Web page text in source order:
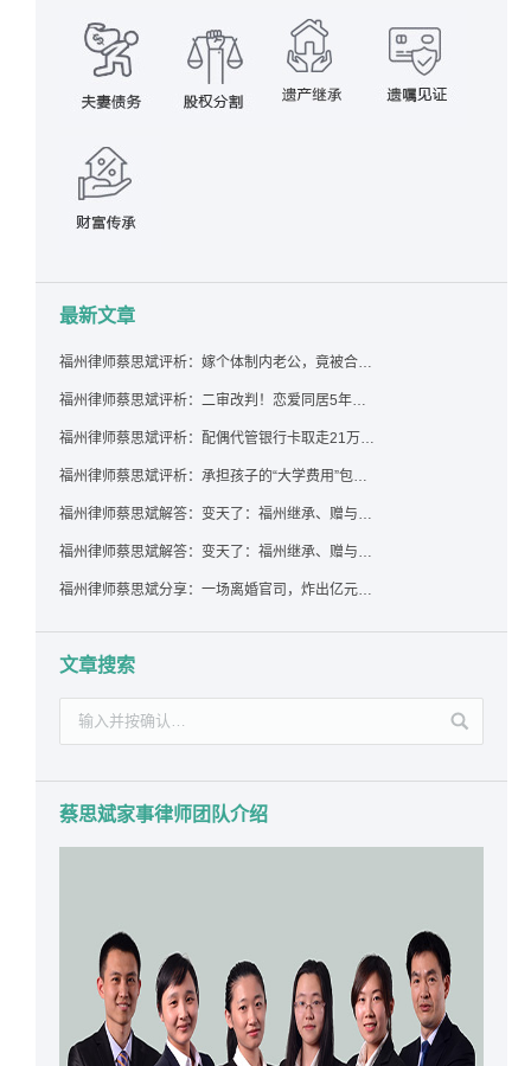
最新文章
福州律师蔡思斌评析：嫁个体制内老公，竟被合伙设局背上近百万债务，婚前不查征信真要命！
福州律师蔡思斌评析：二审改判！恋爱同居5年为女友买车，分手后能要回吗？
福州律师蔡思斌评析：配偶代管银行卡取走21万，离婚后这笔钱还要得回来吗？
福州律师蔡思斌评析：承担孩子的“大学费用”包括高额留学费用吗？
福州律师蔡思斌解答：变天了：福州继承、赠与房产转让要收20%个税？福州国税官方回复来了！
福州律师蔡思斌解答：变天了：福州继承、赠与房产转让要收20%个税？福州国税官方回答来了！
福州律师蔡思斌分享：一场离婚官司，炸出亿元“糊涂账”：本想分割家产，结果“自爆”了家底
文章搜索
蔡思斌家事律师团队介绍